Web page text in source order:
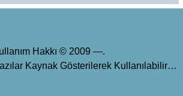
Hakkı © 2009 —.
Kaynak Gösterilerek Kullanılabilir…